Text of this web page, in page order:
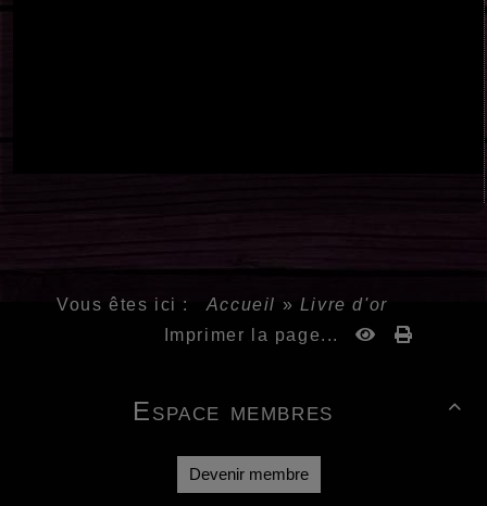
Vous êtes ici : Accueil » Livre d'or
Imprimer la page...

Espace membres
Devenir membre